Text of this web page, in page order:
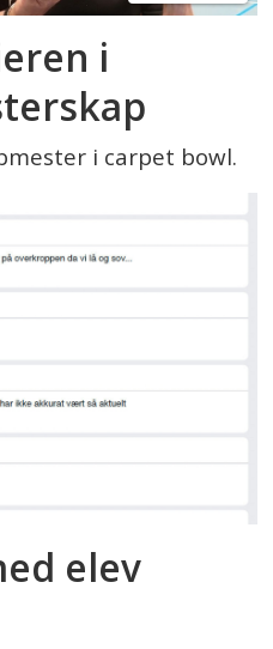
i
i carpet bowl.
elev